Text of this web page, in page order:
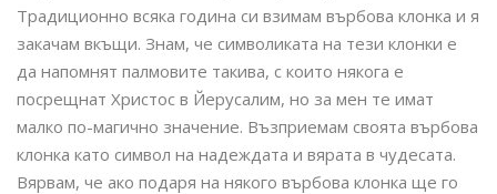
Традиционно всяка година си взимам върбова клонка и я
закачам вкъщи. Знам, че символиката на тези клонки е
да напомнят палмовите такива, с които някога е
посрещнат Христос в Йерусалим, но за мен те имат
малко по-магично значение. Възприемам своята върбова
клонка като символ на надеждата и вярата в чудесата.
Вярвам, че ако подаря на някого върбова клонка ще го